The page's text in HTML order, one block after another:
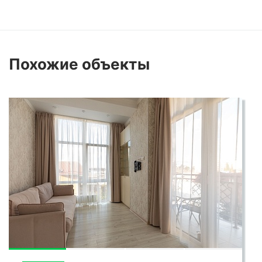
панорамные окна, премиальные отделочные
Дом" создают неповторимую атмосферу
комфорта и эстетического удовольствия.
Через смартфон вы легко контролируете
освещение, температуру воздуха,
безопасность жилища и многие другие
функции.
Такое идеальное размещение квартир
Похожие объекты